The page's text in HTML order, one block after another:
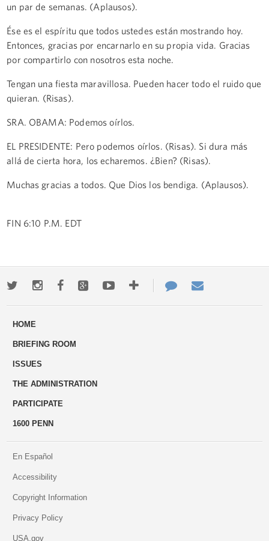
un par de semanas. (Aplausos).
Ése es el espíritu que todos ustedes están mostrando hoy.
Entonces, gracias por encarnarlo en su propia vida. Gracias
por compartirlo con nosotros esta noche.
Tengan una fiesta maravillosa. Pueden hacer todo el ruido que
quieran. (Risas).
SRA. OBAMA: Podemos oírlos.
EL PRESIDENTE: Pero podemos oírlos. (Risas). Si dura más
allá de cierta hora, los echaremos. ¿Bien? (Risas).
Muchas gracias a todos. Que Dios los bendiga. (Aplausos).
FIN 6:10 P.M. EDT
TwitterInstagramFacebookGoogle+YoutubeMore
ways
Contact
Us
HOME
BRIEFING ROOM
ISSUES
THE ADMINISTRATION
PARTICIPATE
1600 PENN
En Español
Accessibility
Copyright Information
Privacy Policy
USA.gov